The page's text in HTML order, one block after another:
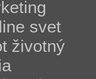
svet
životný